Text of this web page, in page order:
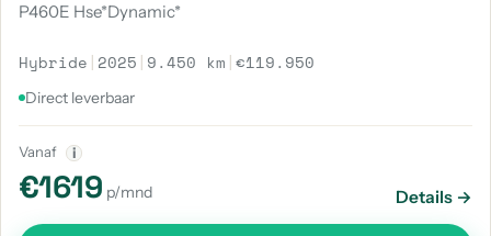
P460E Hse*Dynamic*
Hybride | 2025 | 9.450 km |€119.950
Direct leverbaar
Vanaf i
€1619 p/mnd Details →